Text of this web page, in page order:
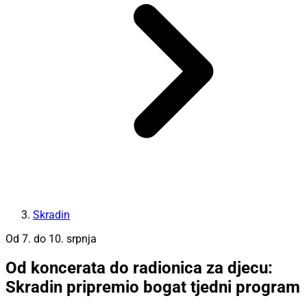
Skradin
Od 7. do 10. srpnja
Od koncerata do radionica za djecu:
Skradin pripremio bogat tjedni program